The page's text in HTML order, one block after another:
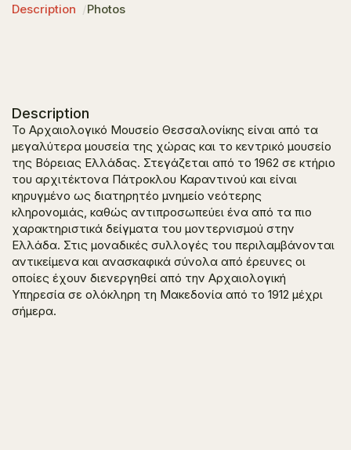
Description Photos
Description
Το Αρχαιολογικό Μουσείο Θεσσαλονίκης είναι από τα
μεγαλύτερα μουσεία της χώρας και το κεντρικό μουσείο
της Βόρειας Ελλάδας. Στεγάζεται από το 1962 σε κτήριο
του αρχιτέκτονα Πάτροκλου Καραντινού και είναι
κηρυγμένο ως διατηρητέο μνημείο νεότερης
κληρονομιάς, καθώς αντιπροσωπεύει ένα από τα πιο
χαρακτηριστικά δείγματα του μοντερνισμού στην
Ελλάδα. Στις μοναδικές συλλογές του περιλαμβάνονται
αντικείμενα και ανασκαφικά σύνολα από έρευνες οι
οποίες έχουν διενεργηθεί από την Αρχαιολογική
Υπηρεσία σε ολόκληρη τη Μακεδονία από το 1912 μέχρι
σήμερα.